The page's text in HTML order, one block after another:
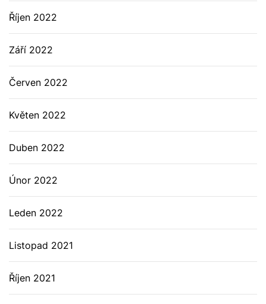
Říjen 2022
Září 2022
Červen 2022
Květen 2022
Duben 2022
Únor 2022
Leden 2022
Listopad 2021
Říjen 2021